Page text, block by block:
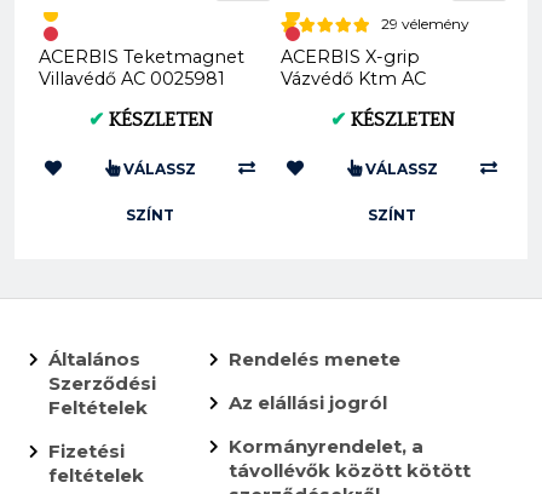
ACERBIS Teketmagnet
Villavédő AC 0025981
✔ KÉSZLETEN
VÁLASSZ
SZÍNT
29 vélemény
ACERBIS X-grip
Vázvédő Ktm AC
✔ KÉSZLETEN
VÁLASSZ
SZÍNT
Általános
Szerződési
Feltételek
Fizetési
feltételek
Rendelés menete
Az elállási jogról
Kormányrendelet, a
távollévők között kötött